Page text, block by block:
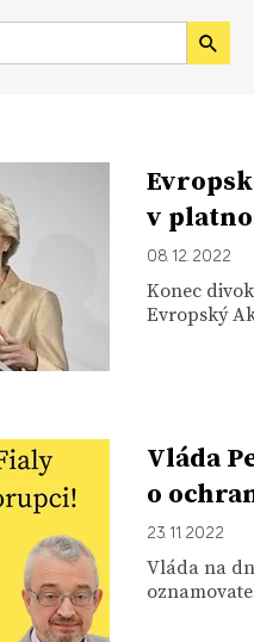
v
08. 12. 2022
Konec
Evropský
Vláda
o
23. 11. 2022
Vláda na